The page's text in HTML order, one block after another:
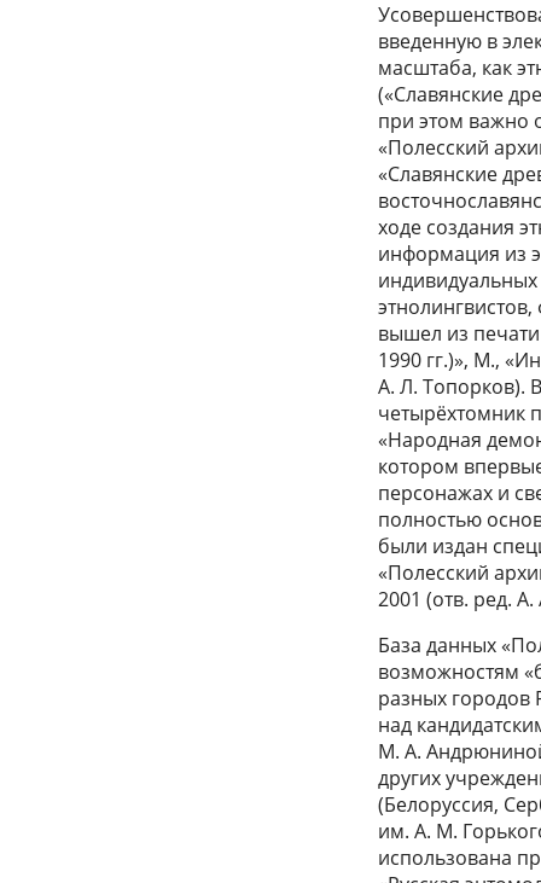
введенную в
масштаба, как
(«Славянские
при этом важно
«Полесский
«Славянские
ходе создания
информация из
вышел из
1990 гг.)», М.,
А. Л. Топорков).
четырёхтомник
«Народная
котором
персонажах и
полностью
были издан
«Полесский
2001 (отв. ред.
База данных
возможностям
разных городов
над
М. А.
других
(Белоруссия,
им. А. М.
использована